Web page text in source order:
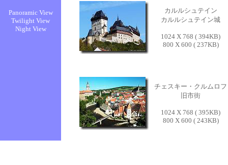
カルルシュテイン
カルルシュテイン城
1024 X 768 ( 394KB)
800 X 600 ( 237KB)
チェスキー・クルムロフ
旧市街
1024 X 768 ( 395KB)
800 X 600 ( 243KB)